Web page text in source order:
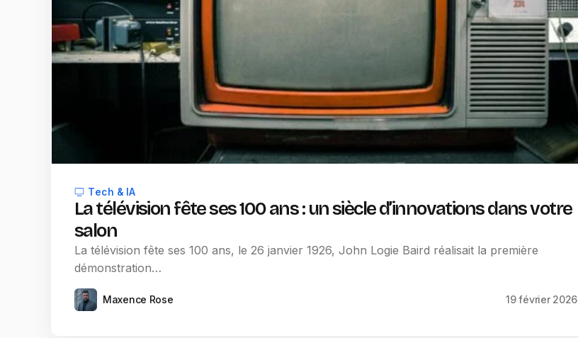
Tech & IA
La télévision fête ses 100 ans : un siècle d’innovations dans votre
salon
La télévision fête ses 100 ans, le 26 janvier 1926, John Logie Baird réalisait la première
démonstration…
Maxence Rose 19 février 2026